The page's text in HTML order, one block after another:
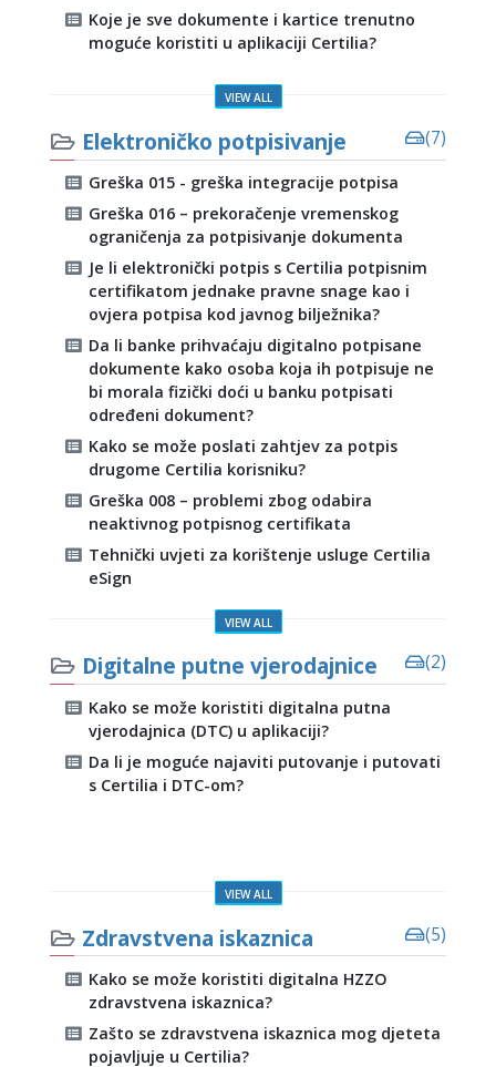
Koje je sve dokumente i kartice trenutno
moguće koristiti u aplikaciji Certilia?
VIEW ALL
(7)
Elektroničko potpisivanje
Greška 015 - greška integracije potpisa
Greška 016 – prekoračenje vremenskog
ograničenja za potpisivanje dokumenta
Je li elektronički potpis s Certilia potpisnim
certifikatom jednake pravne snage kao i
ovjera potpisa kod javnog bilježnika?
Da li banke prihvaćaju digitalno potpisane
dokumente kako osoba koja ih potpisuje ne
bi morala fizički doći u banku potpisati
određeni dokument?
Kako se može poslati zahtjev za potpis
drugome Certilia korisniku?
Greška 008 – problemi zbog odabira
neaktivnog potpisnog certifikata
Tehnički uvjeti za korištenje usluge Certilia
eSign
VIEW ALL
(2)
Digitalne putne vjerodajnice
Kako se može koristiti digitalna putna
vjerodajnica (DTC) u aplikaciji?
Da li je moguće najaviti putovanje i putovati
s Certilia i DTC-om?
VIEW ALL
(5)
Zdravstvena iskaznica
Kako se može koristiti digitalna HZZO
zdravstvena iskaznica?
Zašto se zdravstvena iskaznica mog djeteta
pojavljuje u Certilia?